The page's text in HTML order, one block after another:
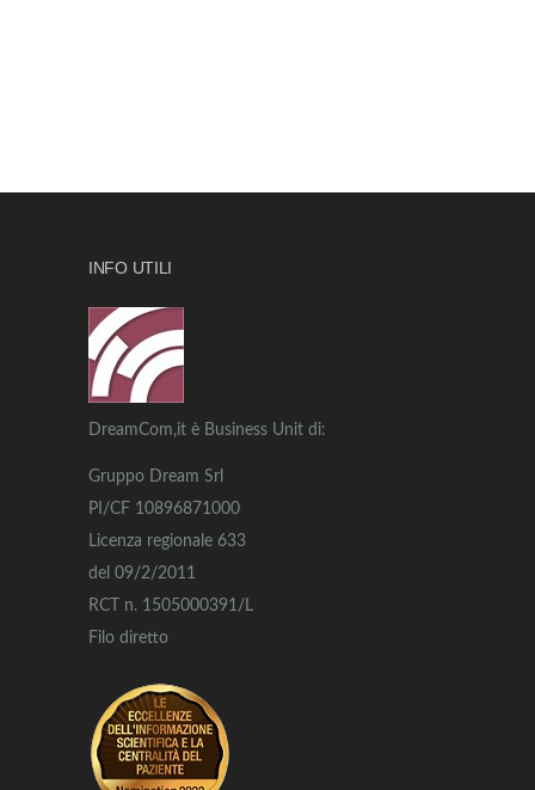
INFO UTILI
DreamCom,it è Business Unit di:
Gruppo Dream Srl
PI/CF 10896871000
Licenza regionale 633
del 09/2/2011
RCT n. 1505000391/L
Filo diretto